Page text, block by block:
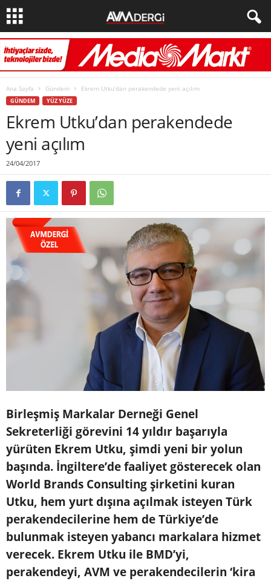
Ana Sayfa Gündem Ekrem Utku’dan perakendede yeni açılım
GÜNDEM YÜZ YÜZE
Ekrem Utku’dan perakendede
yeni açılım
24/04/2017
Birleşmiş Markalar Derneği Genel
Sekreterliği görevini 14 yıldır başarıyla
yürüten Ekrem Utku, şimdi yeni bir yolun
başında. İngiltere’de faaliyet gösterecek olan
World Brands Consulting şirketini kuran
Utku, hem yurt dışına açılmak isteyen Türk
perakendecilerine hem de Türkiye’de
bulunmak isteyen yabancı markalara hizmet
verecek. Ekrem Utku ile BMD’yi,
perakendeyi, AVM ve perakendecilerin ‘kira